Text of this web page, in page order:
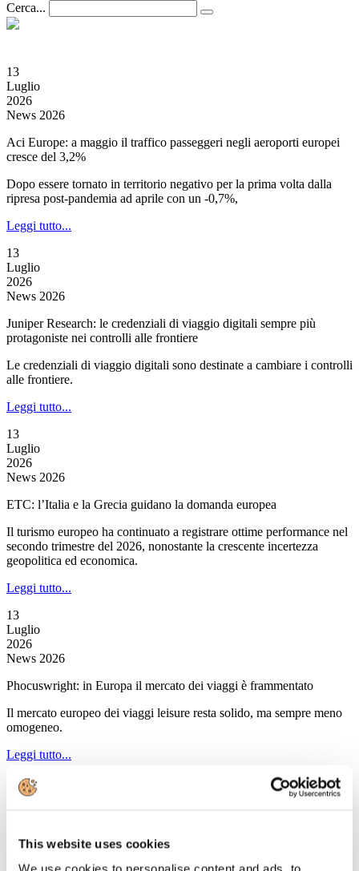
This website uses cookies
Cerca...
13
Luglio
2026
News 2026
Aci Europe: a maggio il traffico passeggeri negli aeroporti europei
cresce del 3,2%
Dopo essere tornato in territorio negativo per la prima volta dalla
ripresa post-pandemia ad aprile con un -0,7%,
Leggi tutto...
13
Luglio
2026
News 2026
Juniper Research: le credenziali di viaggio digitali sempre più
protagoniste nei controlli alle frontiere
Le credenziali di viaggio digitali sono destinate a cambiare i controlli
alle frontiere.
Leggi tutto...
13
Luglio
2026
News 2026
ETC: l’Italia e la Grecia guidano la domanda europea
Il turismo europeo ha continuato a registrare ottime performance nel
secondo trimestre del 2026, nonostante la crescente incertezza
geopolitica ed economica.
Leggi tutto...
13
Luglio
2026
News 2026
Phocuswright: in Europa il mercato dei viaggi è frammentato
Il mercato europeo dei viaggi leisure resta solido, ma sempre meno
omogeneo.
Leggi tutto...
13
Luglio
Skyscanner: gli italiani prediligono luoghi lontani dalla folla